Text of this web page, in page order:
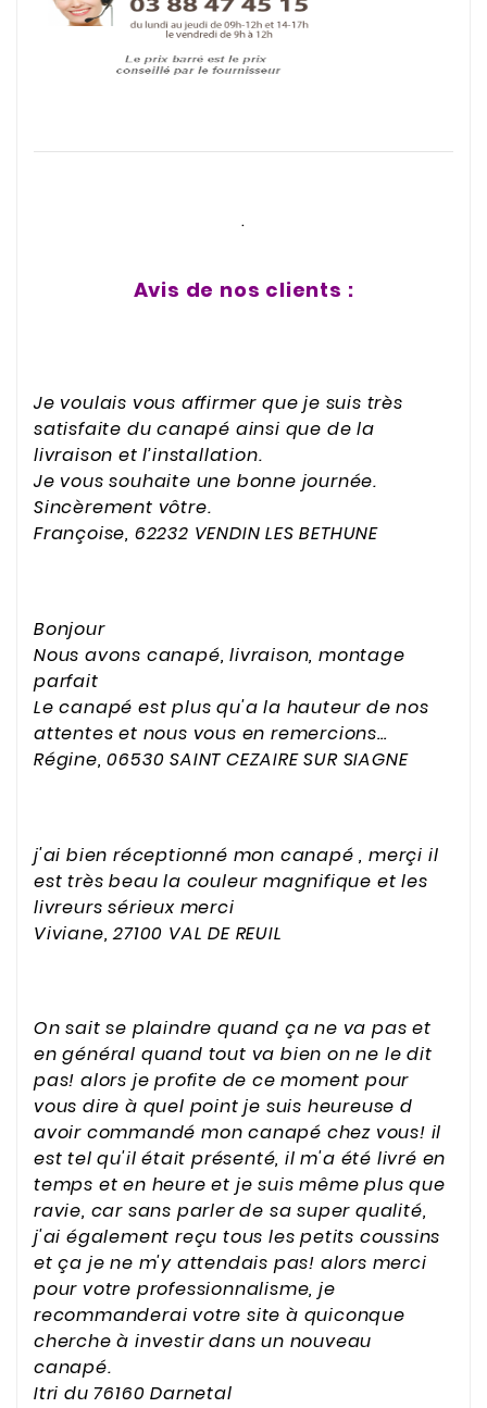
.
Avis de nos clients :
Je voulais vous affirmer que je suis très
satisfaite du canapé ainsi que de la
livraison et l’installation.
Je vous souhaite une bonne journée.
Sincèrement vôtre.
Françoise, 62232 VENDIN LES BETHUNE
Bonjour
Nous avons canapé, livraison, montage
parfait
Le canapé est plus qu'a la hauteur de nos
attentes et nous vous en remercions…
Régine, 06530 SAINT CEZAIRE SUR SIAGNE
j'ai bien réceptionné mon canapé , merçi il
est très beau la couleur magnifique et les
livreurs sérieux merci
Viviane, 27100 VAL DE REUIL
On sait se plaindre quand ça ne va pas et
en général quand tout va bien on ne le dit
pas! alors je profite de ce moment pour
vous dire à quel point je suis heureuse d
avoir commandé mon canapé chez vous! il
est tel qu'il était présenté, il m'a été livré en
temps et en heure et je suis même plus que
ravie, car sans parler de sa super qualité,
j'ai également reçu tous les petits coussins
et ça je ne m'y attendais pas! alors merci
pour votre professionnalisme, je
recommanderai votre site à quiconque
cherche à investir dans un nouveau
canapé.
Itri du 76160 Darnetal